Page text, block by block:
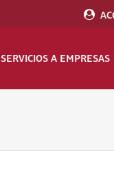
SERVICIOS A EMPRESAS